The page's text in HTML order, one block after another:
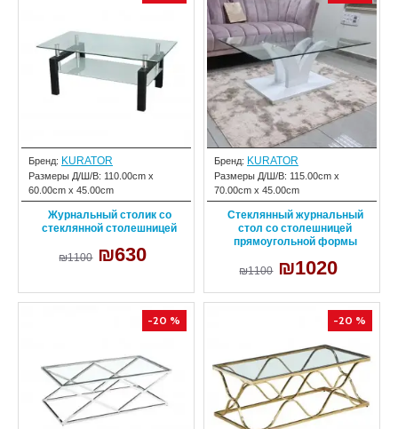
Бренд: KURATOR
Размеры Д/Ш/В: 110.00cm x
60.00cm x 45.00cm
Журнальный столик со
стеклянной столешницей
₪1100 ₪630
Бренд: KURATOR
Размеры Д/Ш/В: 115.00cm x
70.00cm x 45.00cm
Стеклянный журнальный
стол со столешницей
прямоугольной формы
₪1100 ₪1020
-20 % -20 %